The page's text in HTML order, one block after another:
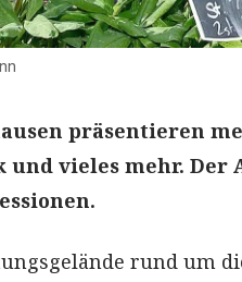
präsentieren
und vieles mehr.
rund um